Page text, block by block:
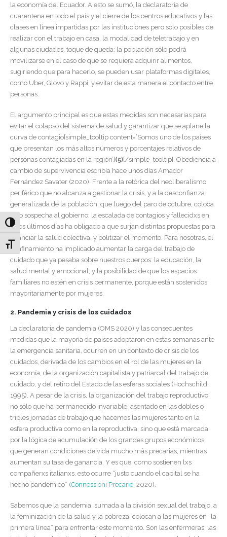
Alternar alto contraste
Alternar tamaño de letra
la economía del Ecuador. A esto se sumó, la declaratoria de
cuarentena en todo el país y el cierre de los centros educativos y las
clases en línea impartidas por las instituciones pero solo posibles de
realizar con el trabajo en casa, la modalidad de teletrabajo y en
algunas ciudades, toque de queda; la población sólo podrá
movilizarse en el caso de que se requiera adquirir alimentos,
sugiriendo que para hacerlo, se pueden usar plataformas digitales,
como Uber, Glovo y Rappi, y evitar de esta manera el contacto entre
personas.
El argumento principal es que estas medidas son necesarias para
evitar el colapso del sistema de salud y garantizar que se aplane la
curva de contagio[simple_tooltip content=’Somos uno de los países
que presentan los más altos números y porcentajes relativos de
personas contagiadas en la región’](5)[/simple_tooltip]. Obediencia a
cambio de supervivencia escribía hace unos días Amador
Fernández Savater (2020). Frente a la retórica del neoliberalismo
periférico que no alcanza a gestionar la crisis, y a la desconfianza
generalizada de la población, que luego del paro de octubre, coloca
bajo sospecha al gobierno; la escalada de contagios y fallecidxs en
estos últimos días ha obligado a que surjan distintas propuestas para
financiar la salud colectiva, y politizar el momento. Para nosotras, el
confinamiento ha implicado aumentar la carga del trabajo de
cuidado que ya pesaba sobre nuestros cuerpos: la educación, la
salud mental y emocional, y la posibilidad de que los espacios
familiares no estén en crisis permanente, porque están sostenidos
mayoritariamente por mujeres.
2. Pandemia y crisis de los cuidados
La declaratoria de pandemia (OMS 2020) y las consecuentes
medidas que la mayoría de países adoptaron en estas semanas ante
la emergencia sanitaria, ocurren en un contexto de crisis de los
cuidados, derivada de los cambios en el rol de las mujeres en la
economía, de la organización capitalista y patriarcal del trabajo de
cuidado, y del retiro del Estado de las esferas sociales (Hochschild,
1995). A pesar de la crisis, la organización del trabajo reproductivo
no sólo que ha permanecido invariable, asentado en las dobles o
triples jornadas de trabajo que hacemos las mujeres tanto en la
esfera productiva como en la reproductiva, sino que está marcada
por la lógica de acumulación de los grandes grupos económicos
que generan condiciones de vida mucho más precarias, mientras
aumentan su tasa de ganancia. Y es que, como sostienen lxs
compañerxs italianxs, esto ocurre “justo cuando el capital se ha
hecho pandémico” (Connessioni Precarie, 2020).
Sabemos que la pandemia, sumada a la división sexual del trabajo, a
la feminización de la salud y la pobreza, colocan a las mujeres en “la
primera línea” para enfrentar este momento. Son las enfermeras; las